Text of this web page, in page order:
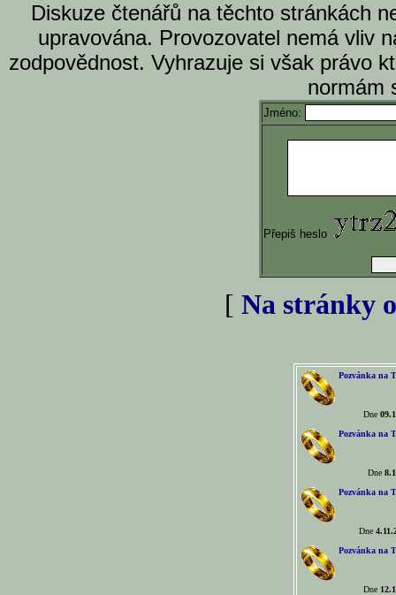
Diskuze čtenářů na těchto stránkách
upravována. Provozovatel nemá vliv
zodpovědnost. Vyhrazuje si však právo
normám
Jméno:
Přepiš heslo
[ Na stránky
Pozvánka na
Dne
Pozvánka na
Dne
Pozvánka na
Dne
Pozvánka na
Dne